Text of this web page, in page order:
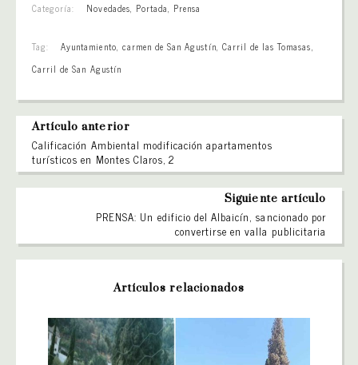
Categoría: Novedades, Portada, Prensa
Tag: Ayuntamiento, carmen de San Agustín, Carril de las Tomasas,
Carril de San Agustín
Artículo anterior
Calificación Ambiental modificación apartamentos
turísticos en Montes Claros, 2
Siguiente artículo
PRENSA: Un edificio del Albaicín, sancionado por
convertirse en valla publicitaria
Artículos relacionados